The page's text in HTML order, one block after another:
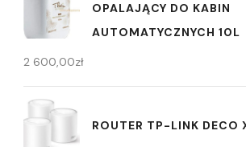
OPALAJĄCY DO KABIN
AUTOMATYCZNYCH 10L
2 600,00zł
ROUTER TP-LINK DECO